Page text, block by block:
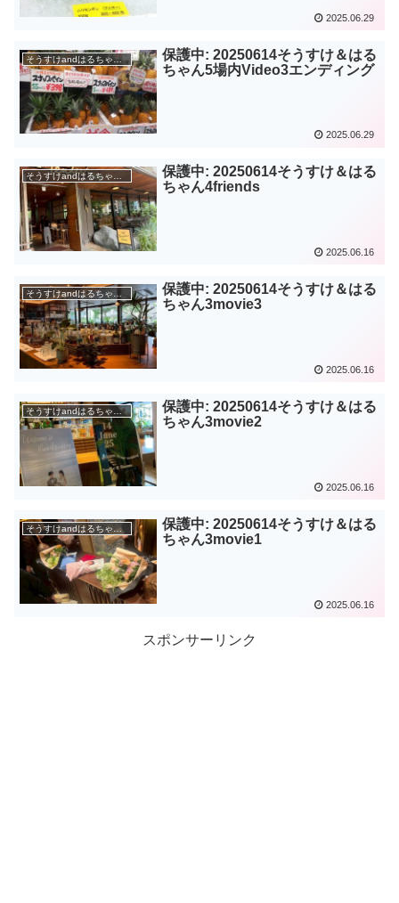
2025.06.29
そうすけandはるちゃん結婚式
保護中: 20250614そうすけ＆はる
ちゃん5場内Video3エンディング
2025.06.29
そうすけandはるちゃん結婚式
保護中: 20250614そうすけ＆はる
ちゃん4friends
2025.06.16
保護中: 20250614そうすけ＆はる
ちゃん3movie3
2025.06.16
そうすけandはるちゃん結婚式
保護中: 20250614そうすけ＆はる
ちゃん3movie2
2025.06.16
そうすけandはるちゃん結婚式
保護中: 20250614そうすけ＆はる
ちゃん3movie1
2025.06.16
スポンサーリンク